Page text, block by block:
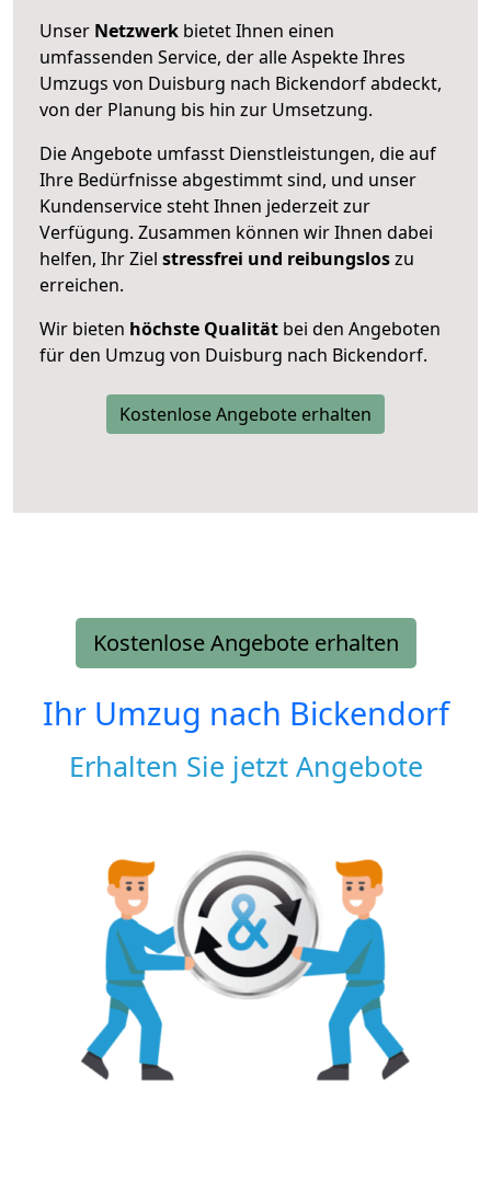
Unser Netzwerk bietet Ihnen einen
umfassenden Service, der alle Aspekte Ihres
Umzugs von Duisburg nach Bickendorf abdeckt,
von der Planung bis hin zur Umsetzung.
Die Angebote umfasst Dienstleistungen, die auf
Ihre Bedürfnisse abgestimmt sind, und unser
Kundenservice steht Ihnen jederzeit zur
Verfügung. Zusammen können wir Ihnen dabei
helfen, Ihr Ziel stressfrei und reibungsloszu
erreichen.
Wir bieten höchste Qualität bei den Angeboten
für den Umzug von Duisburg nach Bickendorf.
Kostenlose Angebote erhalten
Kostenlose Angebote erhalten
Ihr Umzug nach Bickendorf
Erhalten Sie jetzt Angebote